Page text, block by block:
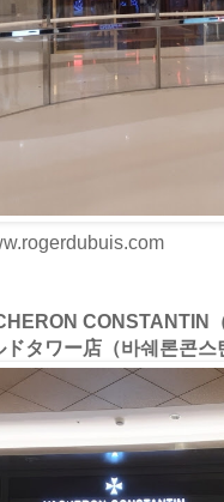
CONSTANTIN
タワー店（바쉐론콘